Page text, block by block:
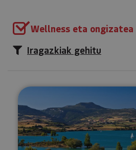
Wellness eta ongizatea
Iragazkiak gehitu
Sup